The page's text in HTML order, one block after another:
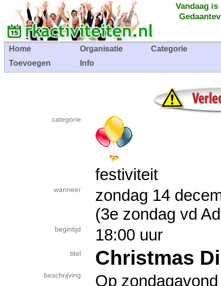
Vandaag
Home Organisatie
Categorie
Toevoegen
Info
categorie
festiviteit
wanneer
zondag 14
(3e zondag vd
begintijd 18:00 uur
titel Christmas
beschrijving
Op zondagavond